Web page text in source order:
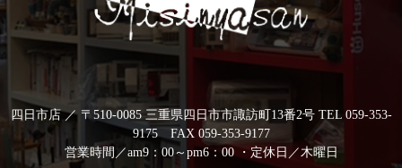
四日市店 ／ 〒510-0085 三重県四日市市諏訪町13番2号 TEL 059-353-
9175 FAX 059-353-9177
営業時間／am9：00～pm6：00 ・定休日／木曜日